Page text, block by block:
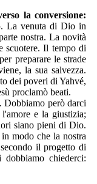
la conversione:
La venuta di Dio in
nostra. La novità
scuotere. Il tempo di
preparare le strade
la sua salvezza.
dei poveri di Yahvé,
proclamò beati.
Dobbiamo però darci
e la giustizia;
siano pieni di Dio.
modo che la nostra
il progetto di
chiederci: